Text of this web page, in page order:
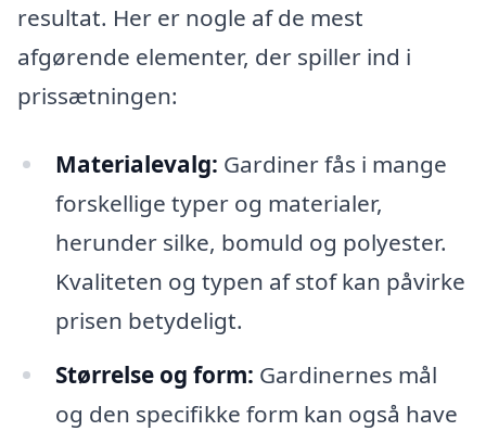
resultat. Her er nogle af de mest
afgørende elementer, der spiller ind i
prissætningen:
Materialevalg: Gardiner fås i mange
forskellige typer og materialer,
herunder silke, bomuld og polyester.
Kvaliteten og typen af stof kan påvirke
prisen betydeligt.
Størrelse og form: Gardinernes mål
og den specifikke form kan også have